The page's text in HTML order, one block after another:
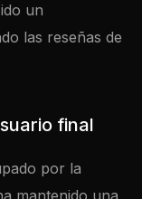
un
las reseñas de
final
por la